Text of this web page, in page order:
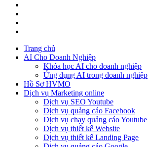
Trang chủ
AI Cho Doanh Nghiệp
Khóa học AI cho doanh nghiệp
Ứng dụng AI trong doanh nghiệp
Hồ Sơ HVMO
Dịch vụ Marketing online
Dịch vụ SEO Youtube
Dịch vụ quảng cáo Facebook
Dịch vụ chạy quảng cáo Youtube
Dịch vụ thiết kế Website
Dịch vụ thiết kế Landing Page